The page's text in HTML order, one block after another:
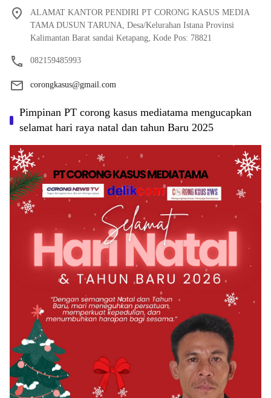
ALAMAT KANTOR PENDIRI PT CORONG KASUS MEDIA
TAMA DUSUN TARUNA, Desa/Kelurahan Istana Provinsi
Kalimantan Barat sandai Ketapang, Kode Pos: 78821
082159485993
corongkasus@gmail.com
Pimpinan PT corong kasus mediatama mengucapkan
selamat hari raya natal dan tahun Baru 2025